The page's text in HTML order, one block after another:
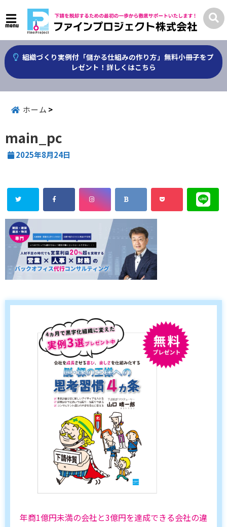
menu
組織づくり実例付「儲かる仕組みの作り方」無料小冊子をプ
レゼント！詳しくはこちら
ホーム
main_pc
2025年8月24日
年商1億円未満の会社と3億円を達成できる会社の違